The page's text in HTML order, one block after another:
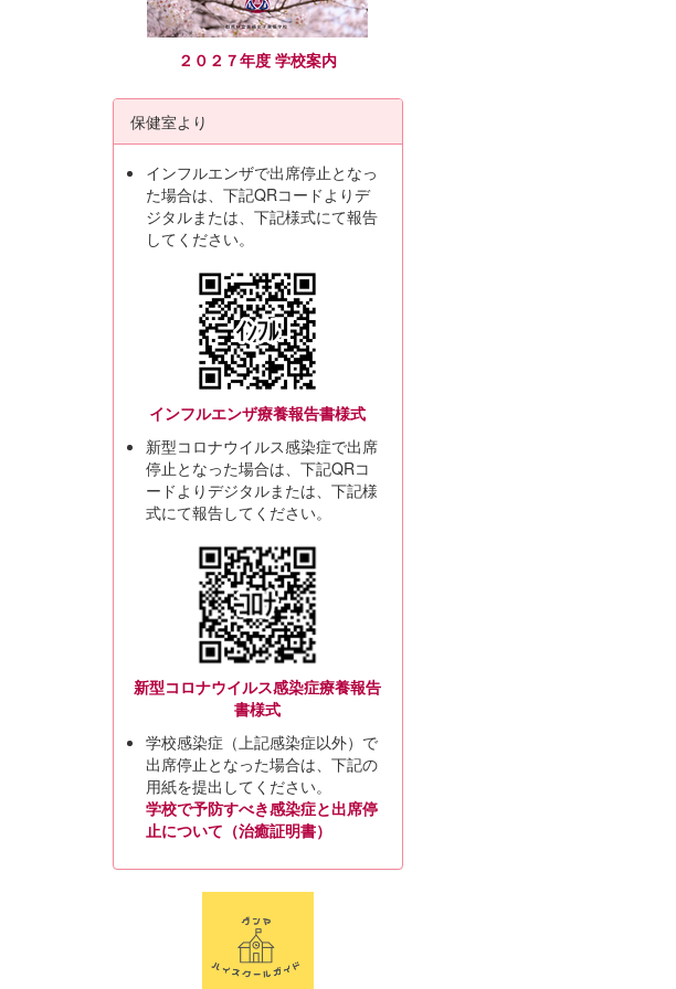
２０２７年度 学校案内
保健室より
インフルエンザで出席停止となっ
た場合は、下記QRコードよりデ
ジタルまたは、下記様式にて報告
してください。
インフルエンザ療養報告書様式
新型コロナウイルス感染症で出席
停止となった場合は、下記QRコ
ードよりデジタルまたは、下記様
式にて報告してください。
新型コロナウイルス感染症療養報告
書様式
学校感染症（上記感染症以外）で
出席停止となった場合は、下記の
用紙を提出してください。
学校で予防すべき感染症と出席停
止について（治癒証明書）